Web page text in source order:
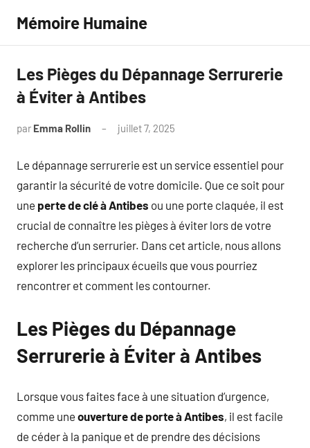
contenu
Mémoire Humaine
Les Pièges du Dépannage Serrurerie
à Éviter à Antibes
par Emma Rollin juillet 7, 2025
Le dépannage serrurerie est un service essentiel pour
garantir la sécurité de votre domicile. Que ce soit pour
une perte de clé à Antibes ou une porte claquée, il est
crucial de connaître les pièges à éviter lors de votre
recherche d’un serrurier. Dans cet article, nous allons
explorer les principaux écueils que vous pourriez
rencontrer et comment les contourner.
Les Pièges du Dépannage
Serrurerie à Éviter à Antibes
Lorsque vous faites face à une situation d’urgence,
comme une ouverture de porte à Antibes, il est facile
de céder à la panique et de prendre des décisions